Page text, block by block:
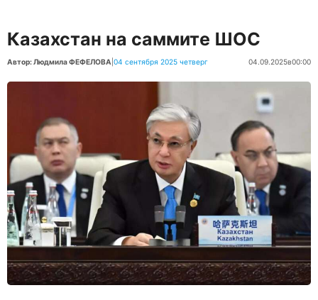
Казахстан на саммите ШОС
Автор: Людмила ФЕФЕЛОВА 04 сентября 2025 четверг 04.09.2025в00:00